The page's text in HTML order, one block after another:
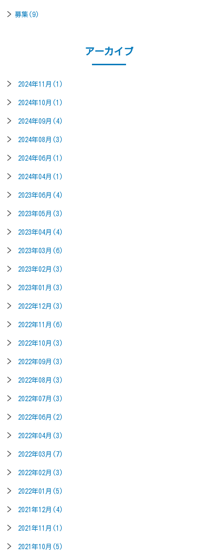
募集(9)
アーカイブ
2024年11月(1)
2024年10月(1)
2024年09月(4)
2024年08月(3)
2024年06月(1)
2024年04月(1)
2023年06月(4)
2023年05月(3)
2023年04月(4)
2023年03月(6)
2023年02月(3)
2023年01月(3)
2022年12月(3)
2022年11月(6)
2022年10月(3)
2022年09月(3)
2022年08月(3)
2022年07月(3)
2022年06月(2)
2022年04月(3)
2022年03月(7)
2022年02月(3)
2022年01月(5)
2021年12月(4)
2021年11月(1)
2021年10月(5)